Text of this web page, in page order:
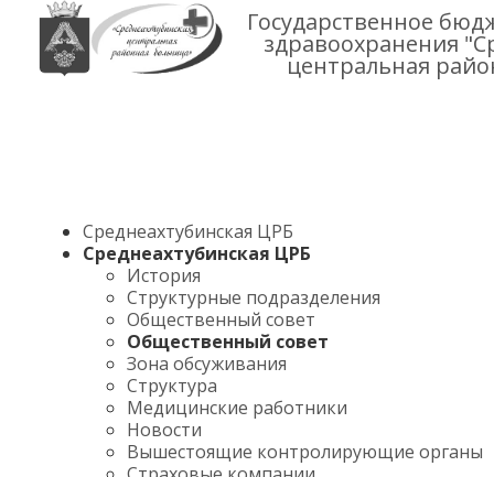
Государственное
здравоохранения
центральная
Среднеахтубинская ЦРБ
Среднеахтубинская ЦРБ
История
Структурные подразделения
Общественный совет
Общественный совет
Зона обсуживания
Структура
Медицинские работники
Новости
Вышестоящие контролирующие органы